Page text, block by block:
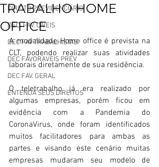
DIREITO PREVIDENCIÁRIO
DEC. FAV. CÍVEIS
DEC FAV TRABALHISTAS
DEC FAVORAVEIS PREV
DEC FAV. GERAL
ENTENDA SEUS DIREITOS
TRABALHO HOME
OFFICE
A modalidade Home office é prevista na
CLT, podendo realizar suas atividades
laborais diretamente de sua residência.
O teletrabalho já era realizado por
algumas empresas, porém ficou em
evidência com a Pandemia do
CoronaVirus, onde foram identificados
muitos facilitadores para ambas as
partes e visando este cenário muitas
empresas mudaram seu modelo de